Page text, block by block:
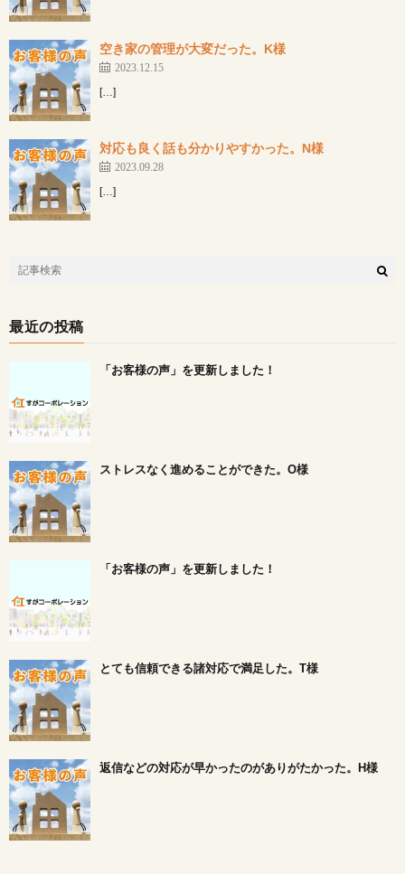
空き家の管理が大変だった。K様
2023.12.15
[…]
対応も良く話も分かりやすかった。N様
2023.09.28
[…]
最近の投稿
「お客様の声」を更新しました！
ストレスなく進めることができた。O様
「お客様の声」を更新しました！
とても信頼できる諸対応で満足した。T様
返信などの対応が早かったのがありがたかった。H様